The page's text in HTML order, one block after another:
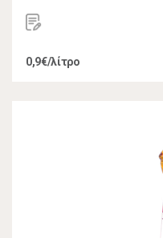
0,9€/λίτρο